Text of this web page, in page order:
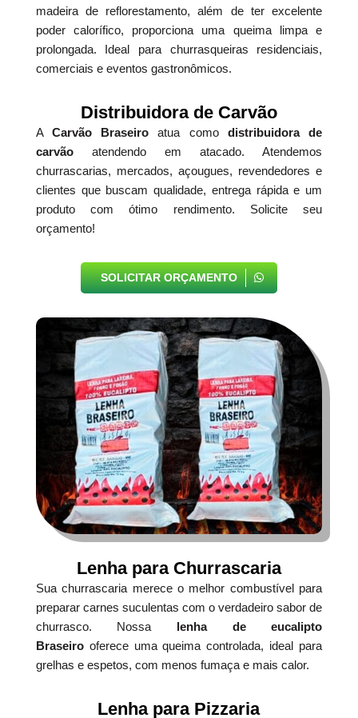
madeira de reflorestamento, além de ter excelente
poder calorífico, proporciona uma queima limpa e
prolongada. Ideal para churrasqueiras residenciais,
comerciais e eventos gastronômicos.
Distribuidora de Carvão
ACarvão Braseiro atua como distribuidora de
carvãoatendendo em atacado. Atendemos
churrascarias, mercados, açougues, revendedores e
clientes que buscam qualidade, entrega rápida e um
produto com ótimo rendimento. Solicite seu
orçamento!
SOLICITAR ORÇAMENTO
Lenha para Churrascaria
Sua churrascaria merece o melhor combustível para
preparar carnes suculentas com o verdadeiro sabor de
churrasco. Nossa lenha de eucalipto
Braseirooferece uma queima controlada, ideal para
grelhas e espetos, com menos fumaça e mais calor.
Lenha para Pizzaria